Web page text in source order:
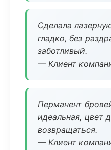
Сделала
гладко, без
заботливый.
— Клиент
Перманент
идеальная, цвет
возвращаться.
— Клиент